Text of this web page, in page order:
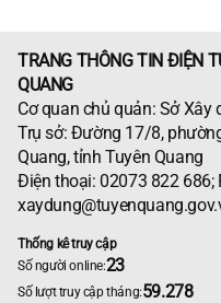
TRANG THÔNG TIN ĐIỆN
QUANG
Cơ quan chủ quản: Sở Xây
Trụ sở: Đường 17/8,
Quang, tỉnh Tuyên Quang
Điện thoại: 02073 822 686;
Thống kê truy cập
Số người online:23
Số lượt truy cập tháng:59.278